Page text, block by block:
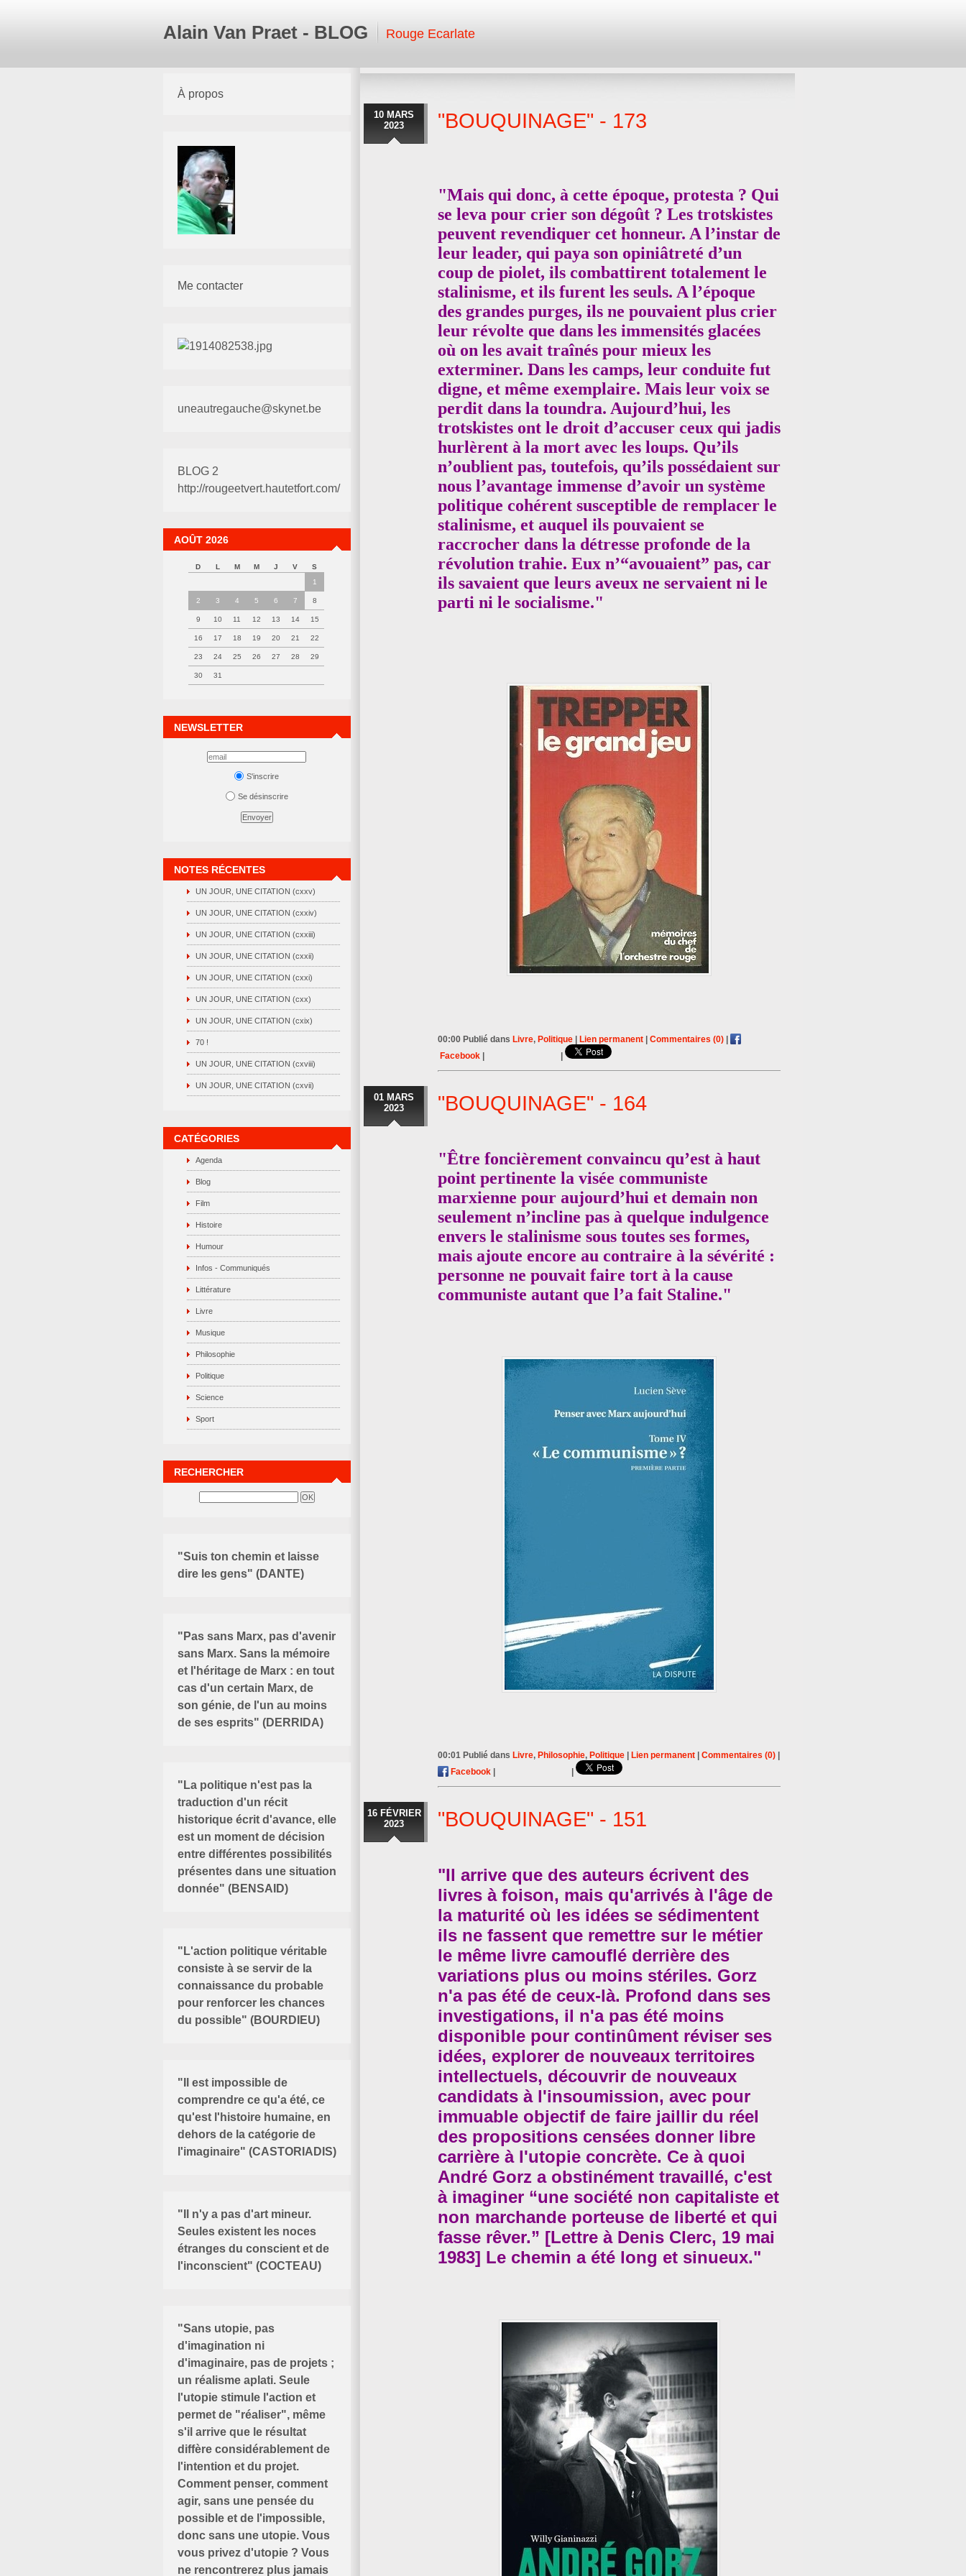
Alain Van Praet - BLOG Rouge Ecarlate
À propos
Me contacter
uneautregauche@skynet.be
BLOG 2
http://rougeetvert.hautetfort.com/
AOÛT 2026
D L M M J V
S
1
2 3 4 5 6 7 8
9 10 11 12 13 14 15
16 17 18 19 20 21 22
23 24 25 26 27 28 29
30 31
NEWSLETTER
S'inscrire
Se désinscrire
NOTES RÉCENTES
UN JOUR, UNE CITATION (cxxv)
UN JOUR, UNE CITATION (cxxiv)
UN JOUR, UNE CITATION (cxxiii)
UN JOUR, UNE CITATION (cxxii)
UN JOUR, UNE CITATION (cxxi)
UN JOUR, UNE CITATION (cxx)
UN JOUR, UNE CITATION (cxix)
70 !
UN JOUR, UNE CITATION (cxviii)
UN JOUR, UNE CITATION (cxvii)
CATÉGORIES
Agenda
Blog
Film
Histoire
Humour
Infos - Communiqués
Littérature
Livre
Musique
Philosophie
Politique
Science
Sport
RECHERCHER
"Suis ton chemin et laisse
dire les gens" (DANTE)
"Pas sans Marx, pas d'avenir
sans Marx. Sans la mémoire
et l'héritage de Marx : en tout
cas d'un certain Marx, de
son génie, de l'un au moins
de ses esprits" (DERRIDA)
"La politique n'est pas la
traduction d'un récit
historique écrit d'avance, elle
est un moment de décision
entre différentes possibilités
présentes dans une situation
donnée" (BENSAID)
"L'action politique véritable
consiste à se servir de la
connaissance du probable
pour renforcer les chances
du possible" (BOURDIEU)
"Il est impossible de
comprendre ce qu'a été, ce
qu'est l'histoire humaine, en
dehors de la catégorie de
l'imaginaire" (CASTORIADIS)
"Il n'y a pas d'art mineur.
Seules existent les noces
étranges du conscient et de
l'inconscient" (COCTEAU)
"Sans utopie, pas
d'imagination ni
d'imaginaire, pas de projets ;
un réalisme aplati. Seule
l'utopie stimule l'action et
permet de "réaliser", même
s'il arrive que le résultat
diffère considérablement de
l'intention et du projet.
Comment penser, comment
agir, sans une pensée du
possible et de l'impossible,
donc sans une utopie. Vous
vous privez d'utopie ? Vous
ne rencontrerez plus jamais
10 MARS
2023
"BOUQUINAGE" - 173
"Mais qui donc, à cette époque, protesta ? Qui
se leva pour crier son dégoût ? Les trotskistes
peuvent revendiquer cet honneur. A l’instar de
leur leader, qui paya son opiniâtreté d’un
coup de piolet, ils combattirent totalement le
stalinisme, et ils furent les seuls. A l’époque
des grandes purges, ils ne pouvaient plus crier
leur révolte que dans les immensités glacées
où on les avait traînés pour mieux les
exterminer. Dans les camps, leur conduite fut
digne, et même exemplaire. Mais leur voix se
perdit dans la toundra. Aujourd’hui, les
trotskistes ont le droit d’accuser ceux qui jadis
hurlèrent à la mort avec les loups. Qu’ils
n’oublient pas, toutefois, qu’ils possédaient sur
nous l’avantage immense d’avoir un système
politique cohérent susceptible de remplacer le
stalinisme, et auquel ils pouvaient se
raccrocher dans la détresse profonde de la
révolution trahie. Eux n’“avouaient” pas, car
ils savaient que leurs aveux ne servaient ni le
parti ni le socialisme."
00:00 Publié dans Livre, Politique | Lien permanent | Commentaires (0) |
Facebook | |
01 MARS
2023
"BOUQUINAGE" - 164
"Être foncièrement convaincu qu’est à haut
point pertinente la visée communiste
marxienne pour aujourd’hui et demain non
seulement n’incline pas à quelque indulgence
envers le stalinisme sous toutes ses formes,
mais ajoute encore au contraire à la sévérité :
personne ne pouvait faire tort à la cause
communiste autant que l’a fait Staline."
00:01 Publié dans Livre, Philosophie, Politique | Lien permanent | Commentaires (0) |
Facebook | |
16 FÉVRIER
2023
"BOUQUINAGE" - 151
"Il arrive que des auteurs écrivent des
livres à foison, mais qu'arrivés à l'âge de
la maturité où les idées se sédimentent
ils ne fassent que remettre sur le métier
le même livre camouflé derrière des
variations plus ou moins stériles. Gorz
n'a pas été de ceux-là. Profond dans ses
investigations, il n'a pas été moins
disponible pour continûment réviser ses
idées, explorer de nouveaux territoires
intellectuels, découvrir de nouveaux
candidats à l'insoumission, avec pour
immuable objectif de faire jaillir du réel
des propositions censées donner libre
carrière à l'utopie concrète. Ce à quoi
André Gorz a obstinément travaillé, c'est
à imaginer “une société non capitaliste et
non marchande porteuse de liberté et qui
fasse rêver.” [Lettre à Denis Clerc, 19 mai
1983] Le chemin a été long et sinueux."